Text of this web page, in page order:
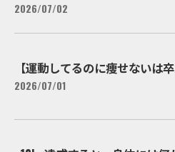
2026/07/02
【運動してるのに痩せないは卒
2026/07/01